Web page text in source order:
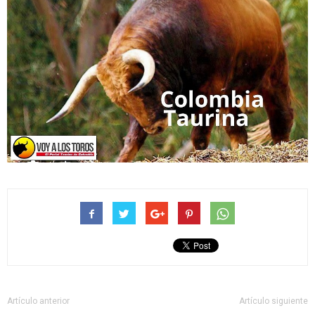
Artículo anterior Artículo siguiente